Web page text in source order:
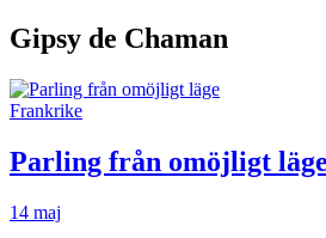
Gipsy de Chaman
Frankrike
Parling från omöjligt läge
14 maj